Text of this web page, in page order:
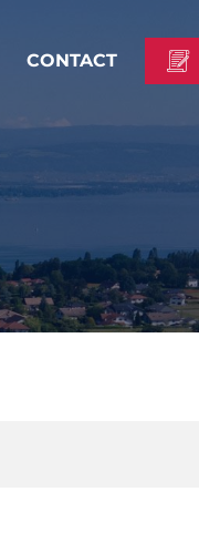
CONTACT